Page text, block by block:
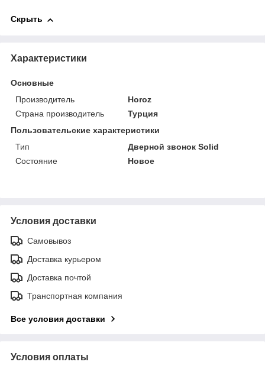
Скрыть
Характеристики
Основные
Производитель
Horoz
Страна производитель
Турция
Пользовательские характеристики
Тип
Дверной звонок Solid
Состояние
Новое
Условия доставки
Самовывоз
Доставка курьером
Доставка почтой
Транспортная компания
Все условия доставки
Условия оплаты